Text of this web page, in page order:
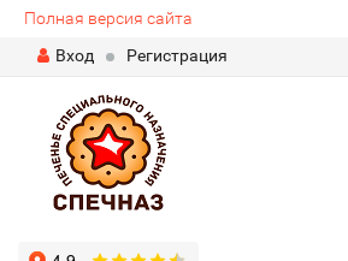
Полная версия сайта
Вход
Регистрация